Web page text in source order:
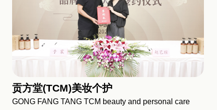
贡方堂(TCM)美妆个护
GONG FANG TANG TCM beauty and personal care